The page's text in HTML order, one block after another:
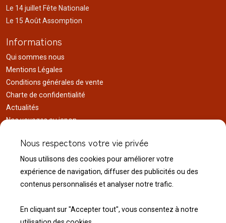
Le 14 juillet Fête Nationale
Le 15 Août Assomption
Informations
Qui sommes nous
Mentions Légales
Conditions générales de vente
Charte de confidentialité
Actualités
Nos voyages au japon
Liens utiles
Service client
Nous contacter
Modalité de retour
Nous respectons votre vie privée
Nous utilisons des cookies pour améliorer votre
expérience de navigation, diffuser des publicités ou des
contenus personnalisés et analyser notre trafic.
En cliquant sur "Accepter tout", vous consentez à notre